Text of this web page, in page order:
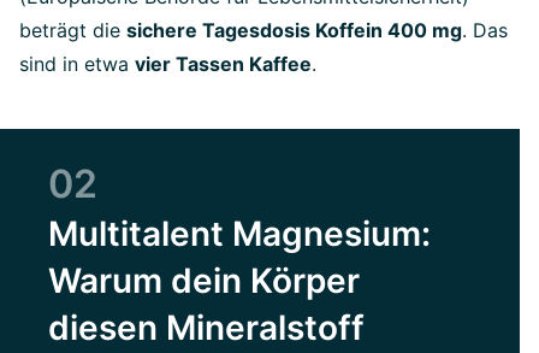
beträgt die sichere Tagesdosis Koffein 400 mg. Das
sind in etwa vier Tassen Kaffee.
02
Multitalent Magnesium:
Warum dein Körper
diesen Mineralstoff